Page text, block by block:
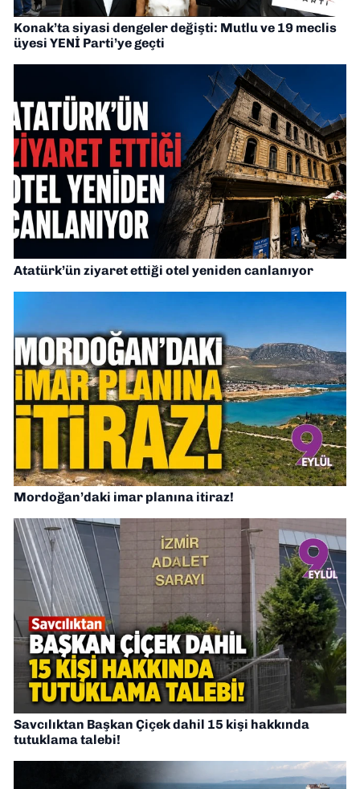
Konak’ta siyasi dengeler değişti: Mutlu ve 19 meclis
üyesi YENİ Parti’ye geçti
Atatürk’ün ziyaret ettiği otel yeniden canlanıyor
Mordoğan’daki imar planına itiraz!
Savcılıktan Başkan Çiçek dahil 15 kişi hakkında
tutuklama talebi!